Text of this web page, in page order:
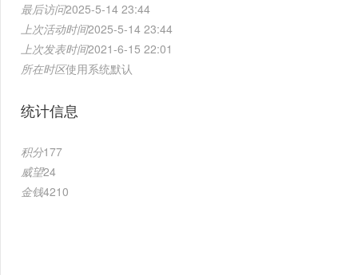
最后访问2025-5-14 23:44
上次活动时间2025-5-14 23:44
上次发表时间2021-6-15 22:01
所在时区使用系统默认
统计信息
积分177
威望24
金钱4210